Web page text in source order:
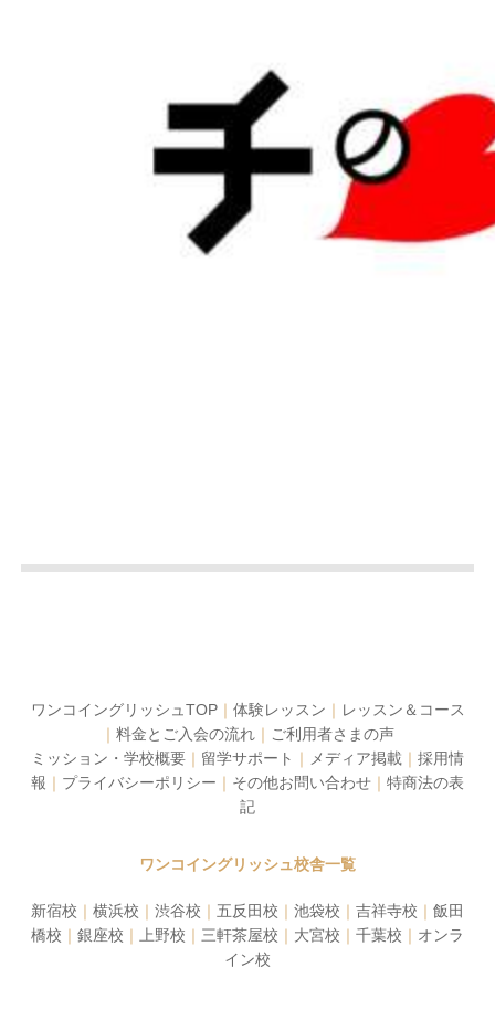
ワンコイングリッシュTOP｜ 体験レッスン ｜ レッスン＆コース
｜ 料金とご入会の流れ ｜ ご利用者さまの声
ミッション・学校概要 ｜ 留学サポート ｜ メディア掲載 ｜ 採用情
報 ｜ プライバシーポリシー ｜ その他お問い合わせ ｜ 特商法の表
記
ワンコイングリッシュ校舎一覧
新宿校 ｜ 横浜校 ｜ 渋谷校 ｜ 五反田校 ｜ 池袋校 ｜ 吉祥寺校 ｜ 飯田
橋校 ｜ 銀座校 ｜ 上野校 ｜ 三軒茶屋校 ｜ 大宮校 ｜ 千葉校 ｜ オンラ
イン校